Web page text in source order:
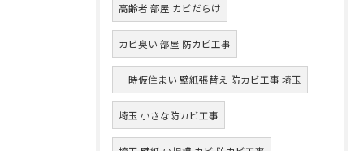
高齢者 部屋 カビだらけ
カビ臭い 部屋 防カビ工事
一時仮住まい 壁紙張替え 防カビ工事 埼玉
埼玉 小さな防カビ工事